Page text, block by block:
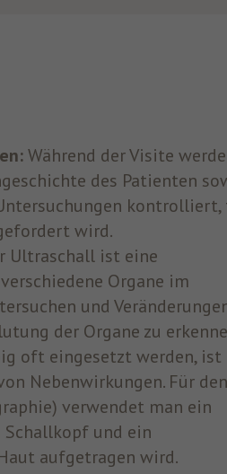
Während der Visite
des Patienten
kontrolliert,
wird.
Ultraschall ist eine
Organe im
und
der Organe zu
oft eingesetzt werden, ist
Nebenwirkungen. Für den
verwendet man ein
und ein
aufgetragen wird.